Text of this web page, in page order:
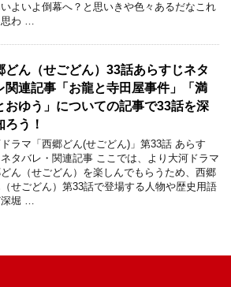
いよいよ倒幕へ？と思いきや色々あるだなこれ
思わ …
どん（せごどん）33話あらすじネタ
関連記事「お龍と寺田屋事件」「満
おゆう」についての記事で33話を深
ろう！
ラマ「西郷どん(せごどん)」第33話 あらす
ネタバレ・関連記事 ここでは、より大河ドラマ
ん（せごどん）を楽しんでもらうため、西郷
（せごどん）第33話で登場する人物や歴史用語
深堀 …